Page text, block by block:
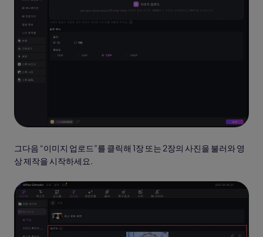
그다음 “이미지 업로드”를 클릭해 1장 또는 2장의 사진을 불러와 영
상 제작을 시작하세요.